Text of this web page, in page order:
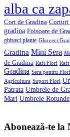
alba ca
Cort de Gradina Corturi
gradina Foisoare de
ghiveci plante Ghoveci
Gradina Mini Sera
de Gradina Raft Flori Raft
Gradina Sera pentru Flori
Agricultura Suport Flori
Patrata Umbrele de
Mari Umbrele
Abonează-te la